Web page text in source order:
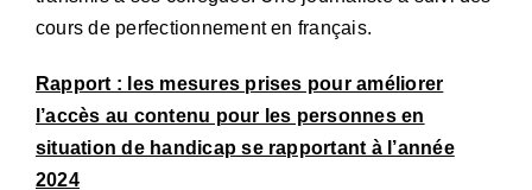
cours de perfectionnement en français.
Rapport : les mesures prises pour améliorer
l’accès au contenu pour les personnes en
situation de handicap se rapportant à l’année
2024